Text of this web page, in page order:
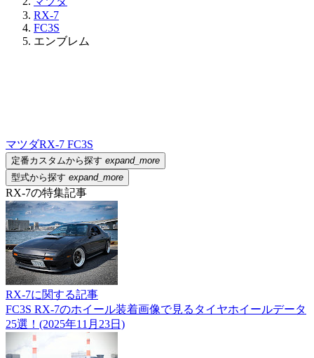
RX-7
FC3S
エンブレム
マツダRX-7 FC3S
定番カスタムから探す expand_more
型式から探す expand_more
RX-7の特集記事
RX-7に関する記事
FC3S RX-7のホイール装着画像で見るタイヤホイールデータ
25選！(2025年11月23日)